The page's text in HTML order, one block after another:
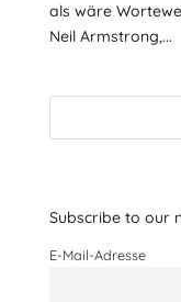
als wäre
Neil Armstrong,...
Subscribe to our
E-Mail-Adresse